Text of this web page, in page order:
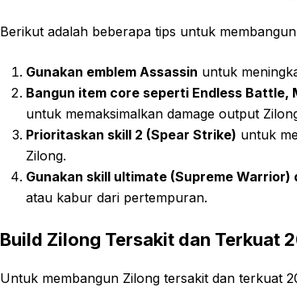
Berikut adalah beberapa tips untuk
Gunakan emblem Assassin untuk
Bangun item core seperti Endless Battle,
untuk memaksimalkan damage output
Prioritaskan skill 2 (Spear Strike) untuk
Zilong.
Gunakan skill ultimate (Supreme Warrior)
atau kabur dari pertempuran.
Build Zilong Tersakit dan Terkuat
Untuk membangun Zilong tersakit dan terkuat